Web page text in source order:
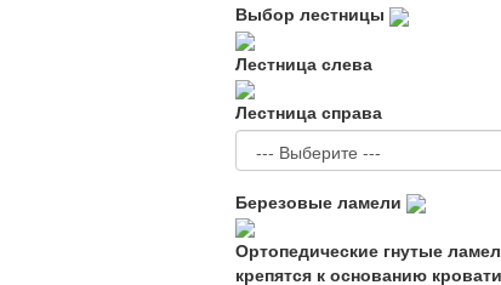
Выбор лестницы
Лестница слева
Лестница справа
Березовые ламели
Ортопедические гнутые
крепятся к основанию